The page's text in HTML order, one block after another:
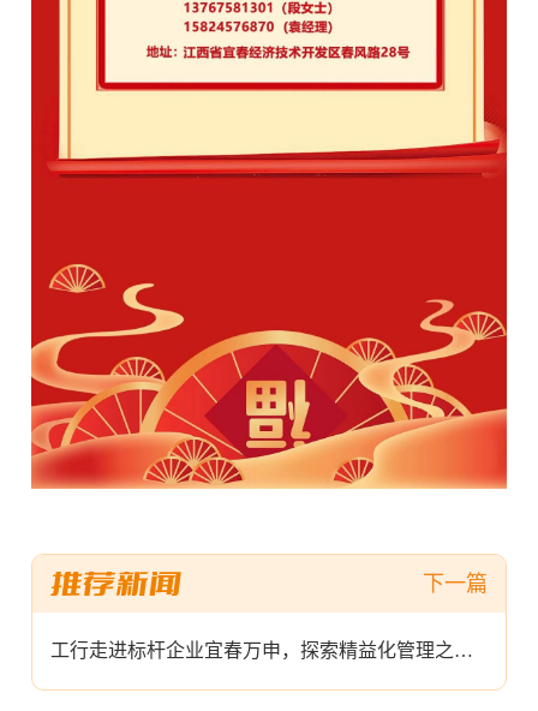
工行走进标杆企业宜春万申，探索精益化管理之道！